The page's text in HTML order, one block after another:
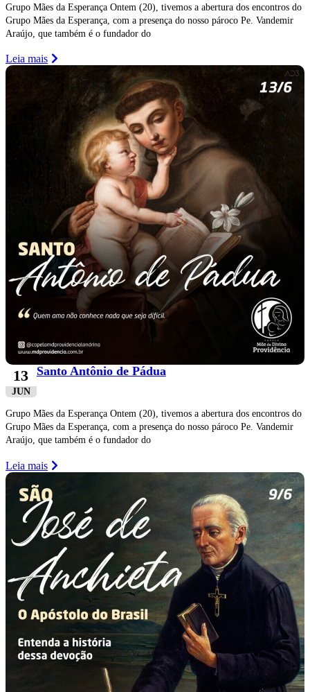
Grupo Mães da Esperança Ontem (20), tivemos a abertura dos encontros do
Grupo Mães da Esperança, com a presença do nosso pároco Pe. Vandemir
Araújo, que também é o fundador do
Leia mais
13
JUN
Santo Antônio de Pádua
Grupo Mães da Esperança Ontem (20), tivemos a abertura dos encontros do
Grupo Mães da Esperança, com a presença do nosso pároco Pe. Vandemir
Araújo, que também é o fundador do
Leia mais